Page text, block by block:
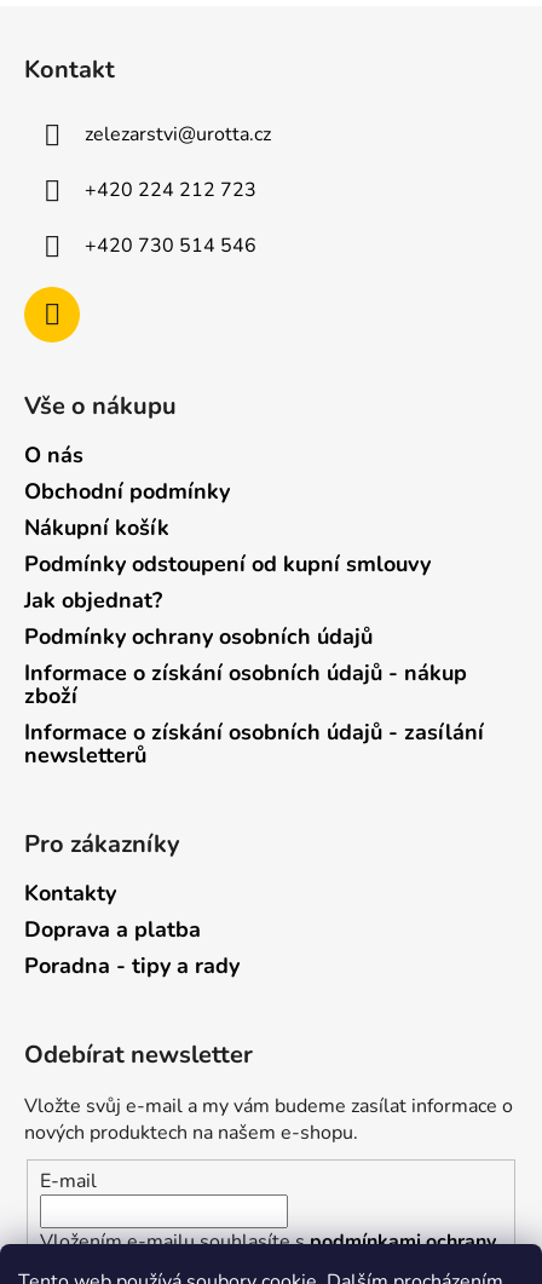
Kontakt
zelezarstvi@urotta.cz
+420 224 212 723
+420 730 514 546
Vše o nákupu
O nás
Obchodní podmínky
Nákupní košík
Podmínky odstoupení od kupní smlouvy
Jak objednat?
Podmínky ochrany osobních údajů
Informace o získání osobních údajů - nákup
zboží
Informace o získání osobních údajů - zasílání
newsletterů
Pro zákazníky
Kontakty
Doprava a platba
Poradna - tipy a rady
Odebírat newsletter
Vložte svůj e-mail a my vám budeme zasílat informace o
nových produktech na našem e-shopu.
E-mail
Vložením e-mailu souhlasíte spodmínkami ochrany
osobních údajů